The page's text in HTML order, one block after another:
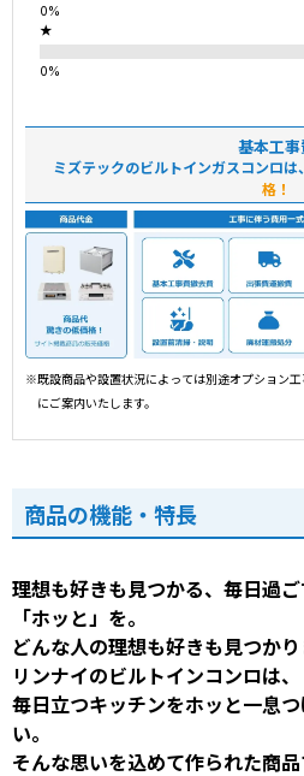
★
基本工事
ミズテックのビルトインガスコンロは、
格！
※既設商品や設置状況によっては別途オプション
にご案内いたします。
商品の機能・特長
理想も好きも見つかる、毎日過
「ホッと」を。
どんな人の理想も好きも見つかり
リンナイのビルトインコンロは、
毎日立つキッチンをホッと一息
い。
そんな思いを込めて作られた商品